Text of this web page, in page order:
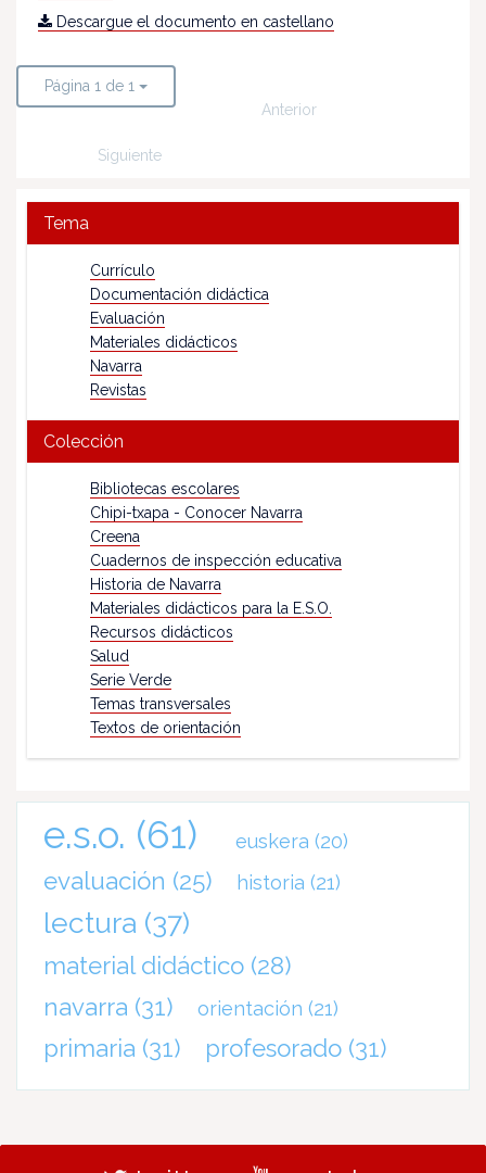
Descargue el documento en castellano
Página 1 de 1
Anterior
Siguiente
Tema
Currículo
Documentación didáctica
Evaluación
Materiales didácticos
Navarra
Revistas
Colección
Bibliotecas escolares
Chipi-txapa - Conocer Navarra
Creena
Cuadernos de inspección educativa
Historia de Navarra
Materiales didácticos para la E.S.O.
Recursos didácticos
Salud
Serie Verde
Temas transversales
Textos de orientación
e.s.o. (61) euskera (20)
evaluación (25) historia (21)
lectura (37)
material didáctico (28)
navarra (31) orientación (21)
primaria (31) profesorado (31)